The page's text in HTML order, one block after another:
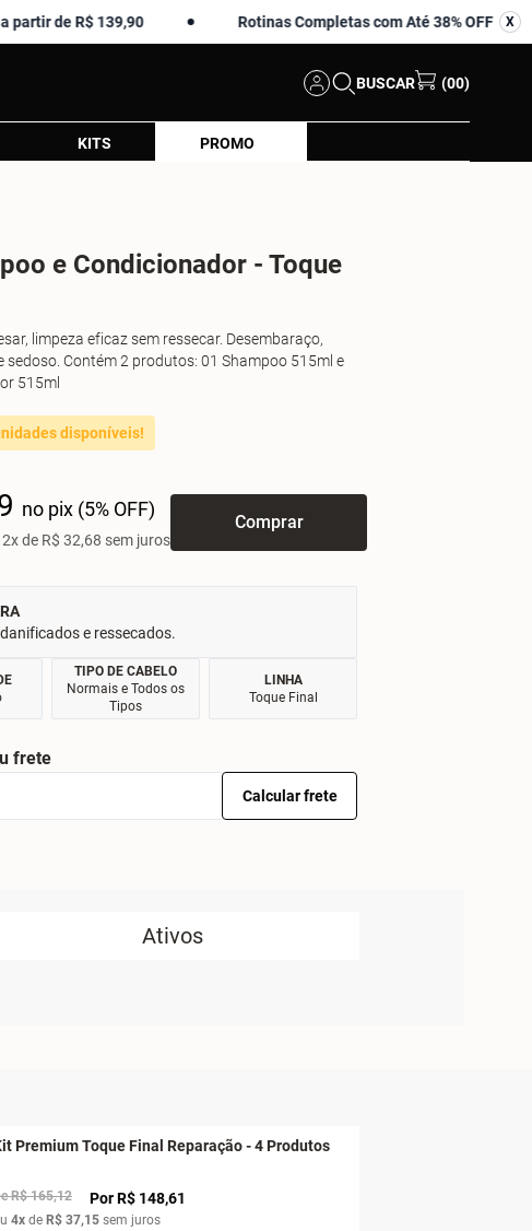
X
R$ 139,90 Rotinas Completas com Até 38% OFF
X
BUSCAR (00)
KITS PROMO
e Condicionador - Toque
limpeza eficaz sem ressecar. Desembaraço,
sedoso. Contém 2 produtos: 01 Shampoo 515ml e
515ml
disponíveis!
no pix (5% OFF)
de R$ 32,68 sem juros
Comprar
e ressecados.
TIPO DE CABELO
Normais e Todos os
Tipos
LINHA
Toque Final
frete
Calcular frete
Ativos
Premium Toque Final Reparação - 4 Produtos
R$ 165,12 Por R$ 148,61
4x de R$ 37,15 sem juros